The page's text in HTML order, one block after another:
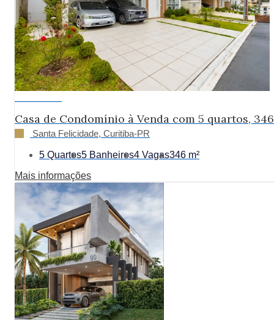
Casa de Condomínio à Venda com 5 quartos,
Santa Felicidade, Curitiba-PR
5 Quartos5 Banheiros4 Vagas346 m²
Mais informações